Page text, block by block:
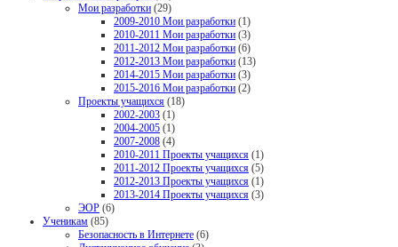
Мои разработки (29)
2009-2010 Мои разработки (1)
2010-2011 Мои разработки (3)
2011-2012 Мои разработки (6)
2012-2013 Мои разработки (13)
2014-2015 Мои разработки (3)
2015-2016 Мои разработки (2)
Проекты учащихся (18)
2002-2003 (1)
2004-2005 (1)
2007-2008 (4)
2010-2011 Проекты учащихся (1)
2011-2012 Проекты учащихся (5)
2012-2013 Проекты учащихся (1)
2013-2014 Проекты учащихся (3)
ЭОР (6)
Ученикам (85)
Безопасность в Интернете (6)